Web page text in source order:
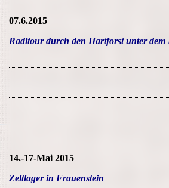
07.6.2015
Radltour durch den Hartforst unter dem
14.-17-Mai 2015
Zeltlager in Frauenstein